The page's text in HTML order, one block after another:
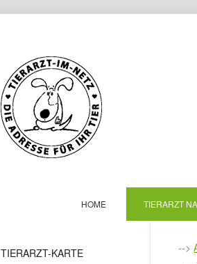
HOME TIERARZT
TIERARZT-KARTE -->